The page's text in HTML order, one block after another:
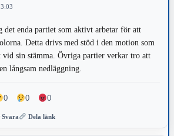
Att kunna bo och verka på landsbygden
som kommer utifrån söker lantliga lägen.
områden med gängkriminalitet och
få en trygg tillvaro på landsbygden.
det enda partiet som aktivt arbetar för att
Detta drivs med stöd i den motion som
vid sin stämma. Övriga partier verkar tro att
långsam nedläggning.
0 0 0
Dela länk